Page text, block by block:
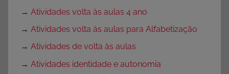
→ Atividades volta às aulas 4 ano
→ Atividades volta às aulas para Alfabetização
→ Atividades de volta às aulas
→ Atividades identidade e autonomia